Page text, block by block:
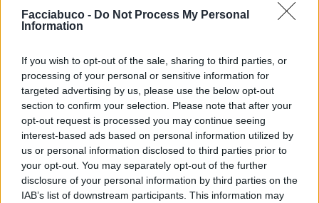
Facciabuco - Do Not Process My Personal
Information
If you wish to opt-out of the sale, sharing to third parties, or
processing of your personal or sensitive information for
targeted advertising by us, please use the below opt-out
section to confirm your selection. Please note that after your
opt-out request is processed you may continue seeing
interest-based ads based on personal information utilized by
us or personal information disclosed to third parties prior to
your opt-out. You may separately opt-out of the further
disclosure of your personal information by third parties on the
IAB’s list of downstream participants. This information may
·Ti stimo ·Rispondi
4
14 Ottobre 2019 alle ore 08:20
·Ti stimo·Rispondi
AlboDeAlbi:Buongiorno 😊
4
14 Ottobre 2019 alle ore 08:31
·Ti stimo· Rispondi
Luca78:Buongiorno ☀️ a voi Satirio AlboDeAlbi